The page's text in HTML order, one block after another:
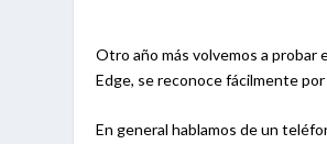
Otro año más volvemos a probar
Edge, se reconoce fácilmente
En general hablamos de un